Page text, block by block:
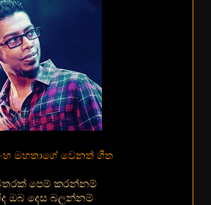
මහතාගේ වෙනත් ගීත
පෙම් කරන්නම්
ඔබ දෙස බලන්නම්